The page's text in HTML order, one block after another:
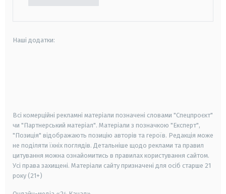
Наші додатки:
Всі комерційні рекламні матеріали позначені словами "Спецпроєкт"
чи "Партнерський матеріал". Матеріали з позначкою "Експерт",
"Позиція" відображають позицію авторів та героїв. Редакція може
не поділяти їхніх поглядів. Детальніше щодо реклами та правил
цитування можна ознайомитись в правилах користування сайтом.
Усі права захищені. Матеріали сайту призначені для осіб старше 21
року (21+)